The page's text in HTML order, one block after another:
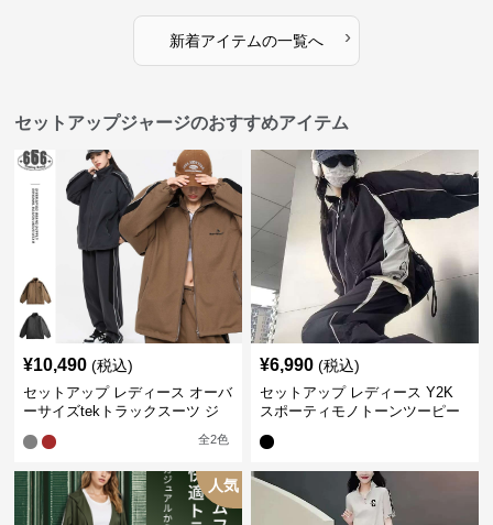
新着アイテムの一覧へ ›
セットアップジャージのおすすめアイテム
¥10,490 (税込)
セットアップ レディース オーバ
ーサイズtekトラックスーツ ジ
全2色
¥6,990 (税込)
セットアップ レディース Y2K
スポーティモノトーンツーピー
人気